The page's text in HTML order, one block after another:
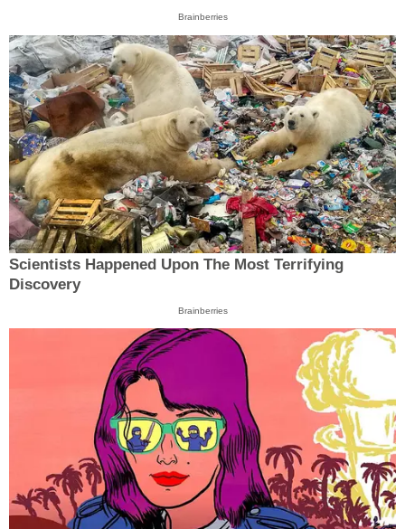
Brainberries
Scientists Happened Upon The Most Terrifying
Discovery
Brainberries